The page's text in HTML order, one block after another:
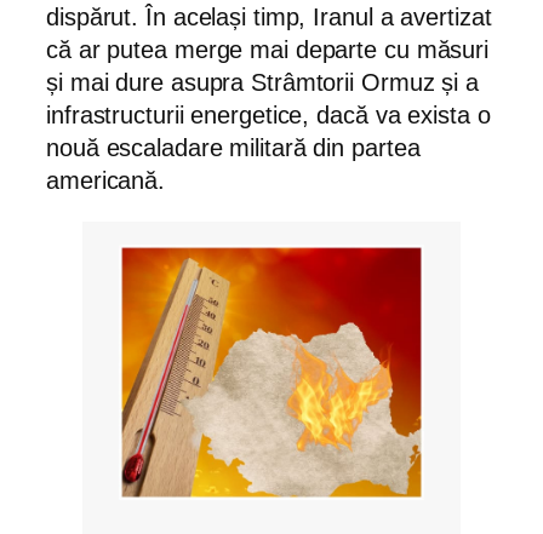
dispărut. În același timp, Iranul a avertizat
că ar putea merge mai departe cu măsuri
și mai dure asupra Strâmtorii Ormuz și a
infrastructurii energetice, dacă va exista o
nouă escaladare militară din partea
americană.